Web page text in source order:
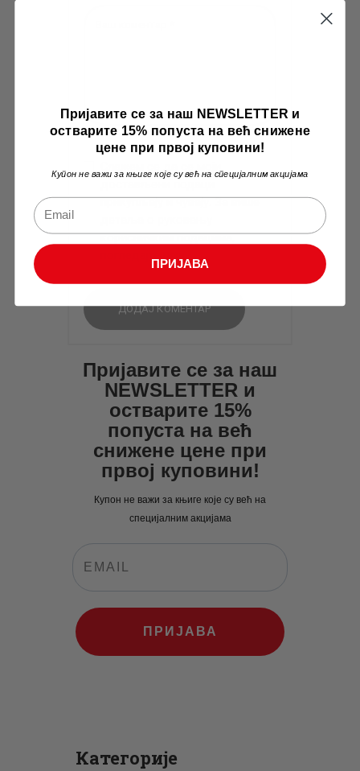
прикупљају и чувају. За више
корисничким подацима,
Пријавите се за наш
NEWSLETTER и
остварите 15%
попуста на већ
снижене цене при
првој куповини!
Купон не важи за књиге које су већ на
специјалним акцијама
ПРИЈАВА
Категорије
Пријавите се за наш NEWSLETTER и
остварите 15% попуста на већ снижене
цене при првој куповини!
Купон не важи за књиге које су већ на специјалним акцијама
ПРИЈАВА